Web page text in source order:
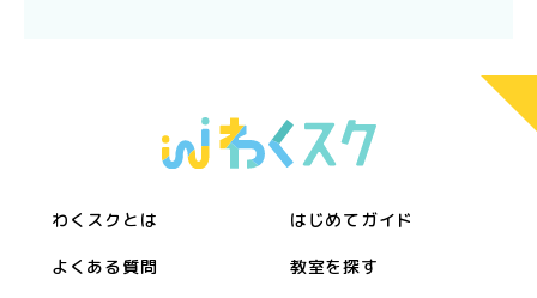
わくスクとは はじめてガイド
よくある質問 教室を探す